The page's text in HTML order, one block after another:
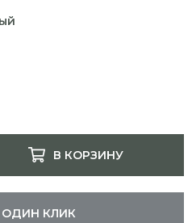
В КОРЗИНУ
ОДИН КЛИК